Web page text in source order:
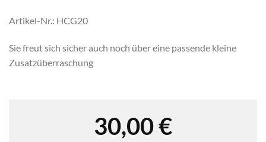
Artikel-Nr.: HCG20
Sie freut sich sicher auch noch über eine passende kleine
Zusatzüberraschung
30,00€